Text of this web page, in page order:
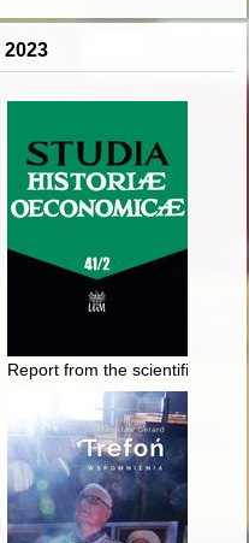
2023
Report from the scientific